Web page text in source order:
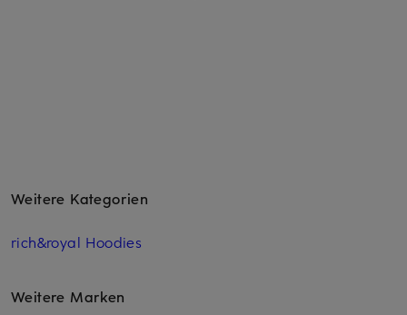
Weitere Kategorien
rich&royal Hoodies
Weitere Marken